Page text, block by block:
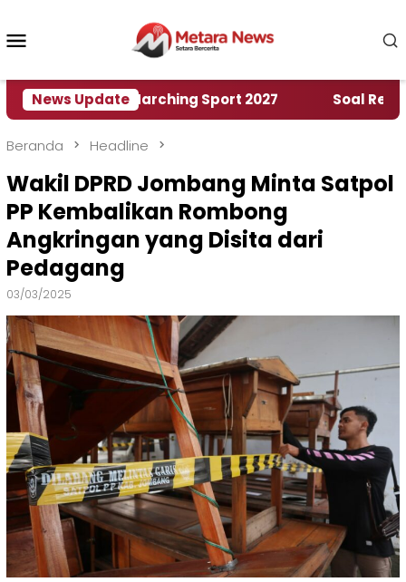
konten
News Update
World Marching Sport 2027 ‎Soal Rencana
Beranda Headline
Wakil DPRD Jombang Minta Satpol
PP Kembalikan Rombong
Angkringan yang Disita dari
Pedagang
03/03/2025